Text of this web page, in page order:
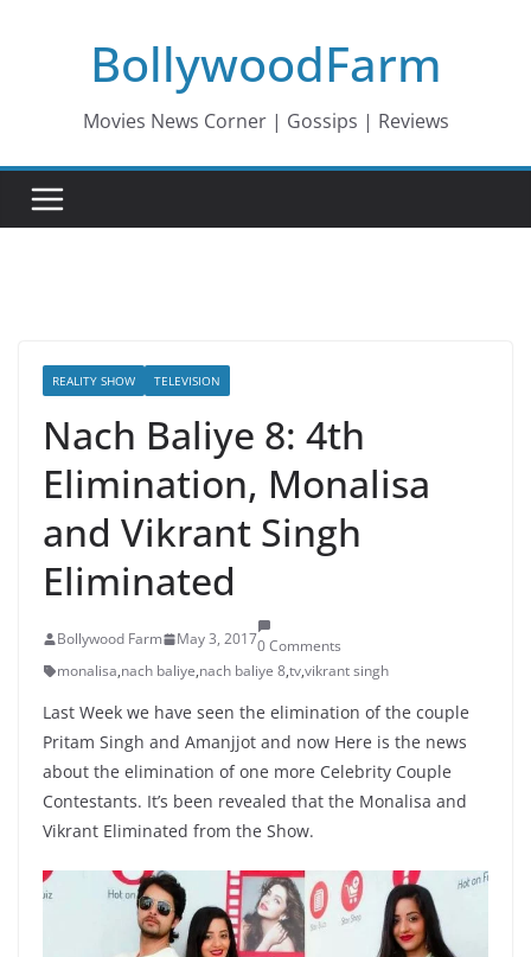
BollywoodFarm
Movies News Corner | Gossips | Reviews
REALITY SHOW TELEVISION
Nach Baliye 8: 4th
Elimination, Monalisa
and Vikrant Singh
Eliminated
Bollywood Farm May 3, 20170 Comments
monalisa,nach baliye,nach baliye 8,tv,vikrant singh
Last Week we have seen the elimination of the couple
Pritam Singh and Amanjjot and now Here is the news
about the elimination of one more Celebrity Couple
Contestants. It’s been revealed that the Monalisa and
Vikrant Eliminated from the Show.